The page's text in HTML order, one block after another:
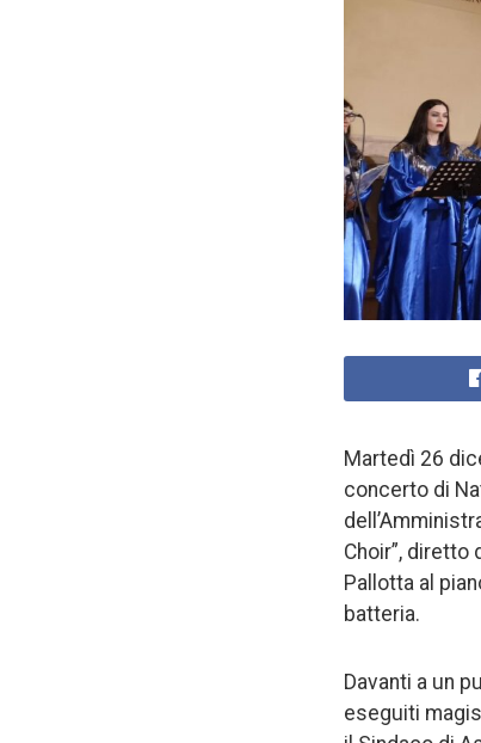
Martedì 26
concerto di
Choir”, diretto
Pallotta al
batteria.
Davanti a un
eseguiti